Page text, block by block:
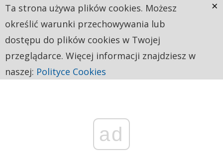
ad
Ta strona używa plików cookies. Możesz
określić warunki przechowywania lub
dostępu do plików cookies w Twojej
przeglądarce. Więcej informacji znajdziesz w
naszej: Polityce Cookies
×